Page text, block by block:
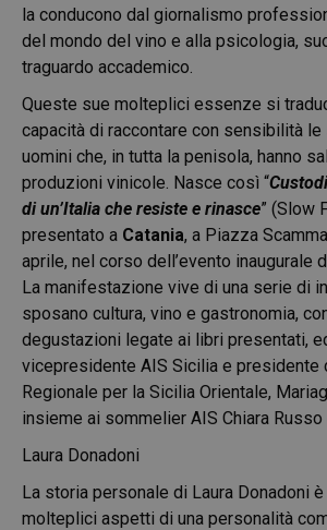
la conducono dal giornalismo
del mondo del vino e alla psicologia,
traguardo accademico.
Queste sue molteplici essenze si
capacità di raccontare con sensibilità
uomini che, in tutta la penisola, hanno
produzioni vinicole. Nasce così “
di un’Italia che resiste e rinasce” (Slow
presentato a Catania, a Piazza
aprile, nel corso dell’evento inaugurale
La manifestazione vive di una serie di
sposano cultura, vino e gastronomia,
degustazioni legate ai libri presentati,
vicepresidente AIS Sicilia e presidente
Regionale per la Sicilia Orientale,
insieme ai sommelier AIS Chiara Russo
Laura Donadoni
La storia personale di Laura Donadoni
molteplici aspetti di una personalità